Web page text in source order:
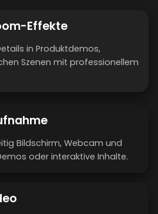
Effekte
in Produktdemos,
Szenen mit professionellem
Bildschirm, Webcam und
oder interaktive Inhalte.